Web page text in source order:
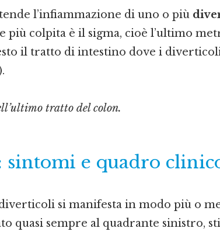
l’infiammazione di uno o più
più colpita è il sigma, cioè l’ultimo
il tratto di intestino dove i
).
tratto del colon.
e quadro
si manifesta in modo più o
quasi sempre al quadrante sinistro,